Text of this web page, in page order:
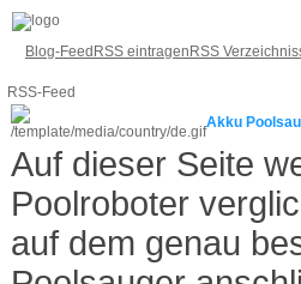
Blog-Feed RSS eintragen RSS
RSS-Feed
Akku
Auf dieser Seite
Poolroboter
auf dem genau